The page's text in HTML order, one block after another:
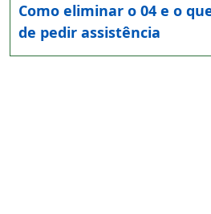
Como eliminar o 04 e o
de pedir assistência